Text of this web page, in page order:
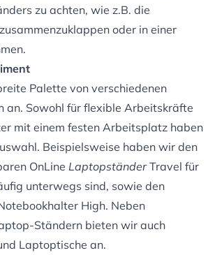
zu achten, wie z.B. die
oder in einer
Palette von verschiedenen
an. Sowohl für flexible Arbeitskräfte
mit einem festen Arbeitsplatz haben
Beispielsweise haben wir den
OnLine LaptopständerTravel für
unterwegs sind, sowie den
High. Neben
Ständern bieten wir auch
Laptoptische an.